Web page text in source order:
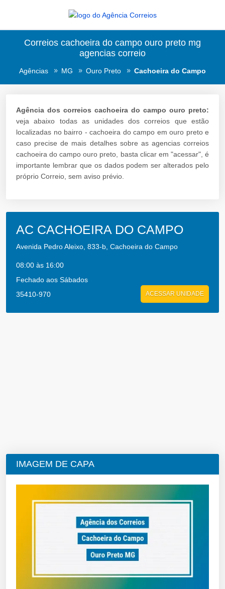
Correios cachoeira do campo ouro preto mg
agencias correio
Agências MG Ouro Preto Cachoeira do Campo
Agência dos correios cachoeira do campo ouro preto:
veja abaixo todas as unidades dos correios que estão
localizadas no bairro - cachoeira do campo em ouro preto e
caso precise de mais detalhes sobre as agencias correios
cachoeira do campo ouro preto, basta clicar em "acessar", é
importante lembrar que os dados podem ser alterados pelo
próprio Correio, sem aviso prévio.
AC CACHOEIRA DO CAMPO
Avenida Pedro Aleixo, 833-b, Cachoeira do Campo
08:00 às 16:00
Fechado aos Sábados
35410-970
ACESSAR UNIDADE
IMAGEM DE CAPA